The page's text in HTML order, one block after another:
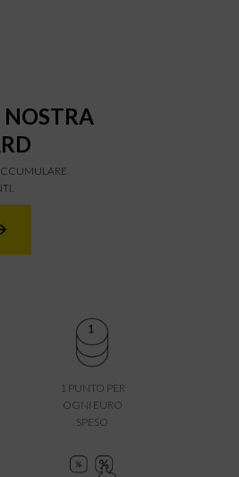
NOSTRA
1 PUNTO PER
OGNI EURO
SPESO